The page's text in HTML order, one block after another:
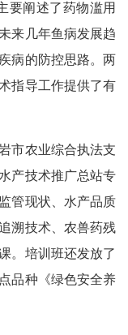
要阐述了药物滥用
来几年鱼病发展趋
病的防控思路。两
指导工作提供了有
市农业综合执法支
产技术推广总站专
管现状、水产品质
溯技术、农兽药残
。培训班还发放了
品种《绿色安全养